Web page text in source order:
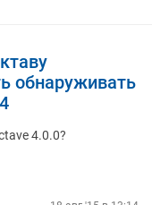
обнаруживать
4.0.0?